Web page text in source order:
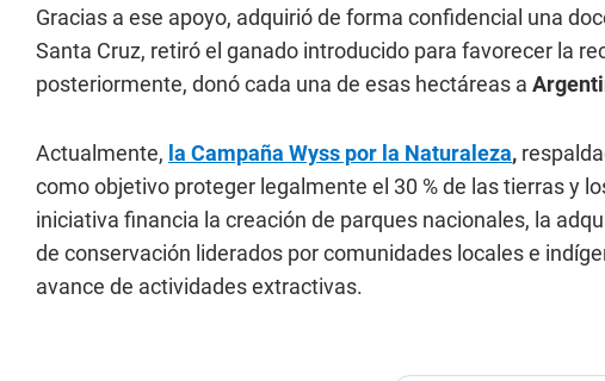
Gracias a ese apoyo, adquirió de forma confidencial una
Santa Cruz, retiró el ganado introducido para favorecer la
posteriormente, donó cada una de esas hectáreas a
Actualmente, la Campaña Wyss por la Naturaleza,
como objetivo proteger legalmente el 30 % de las tierras y
iniciativa financia la creación de parques nacionales, la
de conservación liderados por comunidades locales e
avance de actividades extractivas.